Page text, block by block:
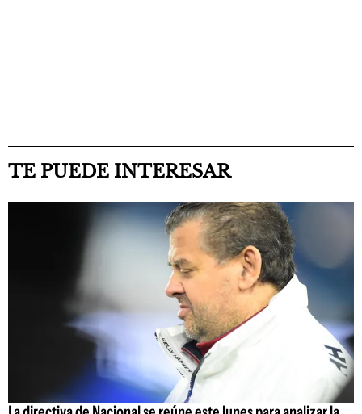
TE PUEDE INTERESAR